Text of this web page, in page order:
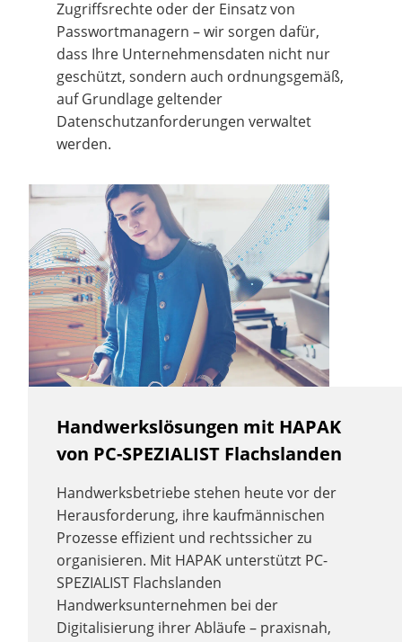
Zugriffsrechte oder der Einsatz von
Passwortmanagern – wir sorgen dafür,
dass Ihre Unternehmensdaten nicht nur
geschützt, sondern auch ordnungsgemäß,
auf Grundlage geltender
Datenschutzanforderungen verwaltet
werden.
Handwerkslösungen mit HAPAK
von PC-SPEZIALIST Flachslanden
Handwerksbetriebe stehen heute vor der
Herausforderung, ihre kaufmännischen
Prozesse effizient und rechtssicher zu
organisieren. Mit HAPAK unterstützt PC-
SPEZIALIST Flachslanden
Handwerksunternehmen bei der
Digitalisierung ihrer Abläufe – praxisnah,